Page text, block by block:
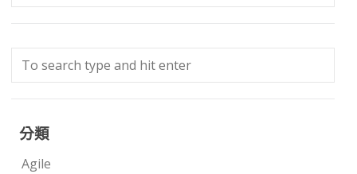
分類
Agile